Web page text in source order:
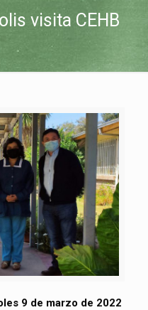
visita CEHB
9 de marzo de 2022